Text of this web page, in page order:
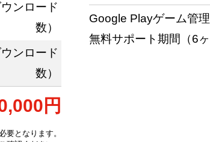
ンロード
数）
ンロード
数）
円
要となります。
Google Playゲーム管
無料サポート期間（6